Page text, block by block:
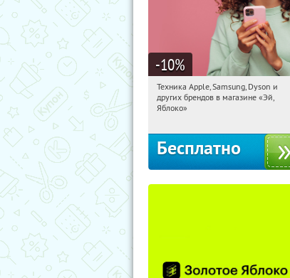
-10%
06:30:04
Получи первым!
Багратионовская
Техника Apple, Samsung, Dyson и
других брендов в магазине «Эй,
Яблоко»
Бесплатно